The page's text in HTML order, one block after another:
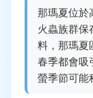
那瑪夏位於
火蟲族群保
料，那瑪夏
春季都會吸
螢季節可能